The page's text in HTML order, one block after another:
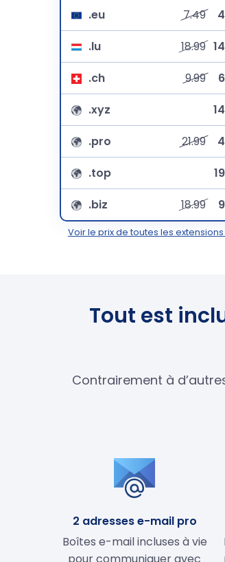
.eu
7.49
.lu
18.99
.ch
9.99
.xyz
.pro
21.99
.top
.biz
18.99
Voir le prix de toutes les
Tout est
Contrairement à
2 adresses e-mail pro
Boîtes e-mail incluses à vie